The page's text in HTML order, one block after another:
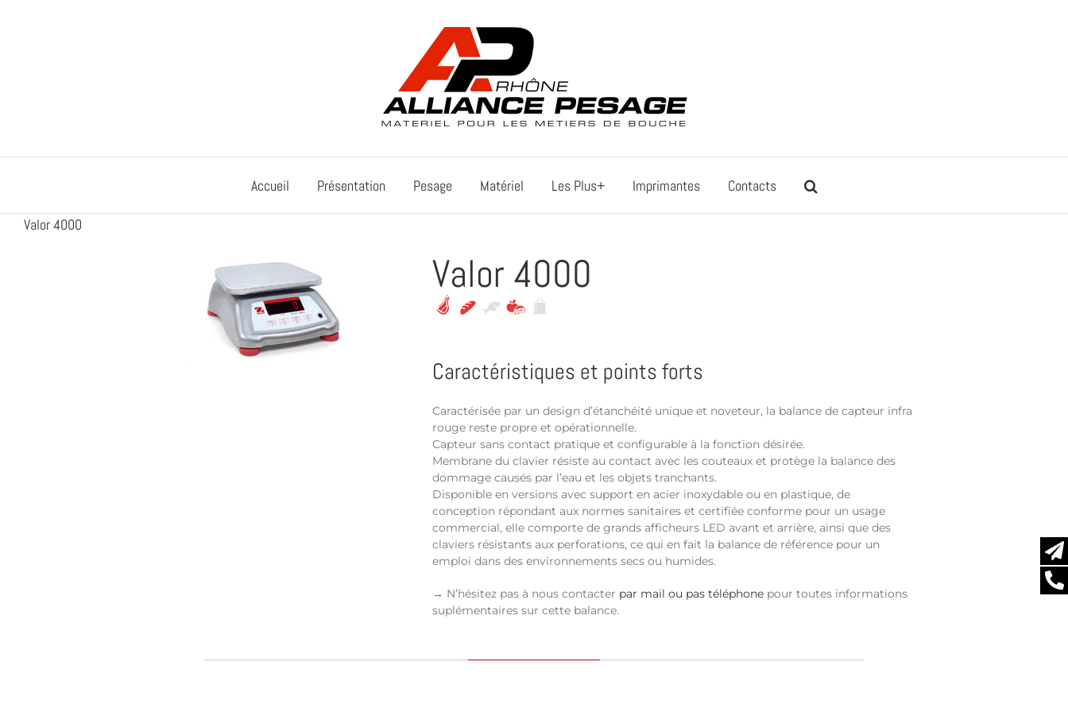
Accueil Présentation Pesage Matériel Les Plus+ Imprimantes Contacts
Valor 4000
Valor 4000
Caractéristiques et points forts
Caractérisée par un design d’étanchéité unique et noveteur, la balance de capteur infra
rouge reste propre et opérationnelle.
Capteur sans contact pratique et configurable à la fonction désirée.
Membrane du clavier résiste au contact avec les couteaux et protège la balance des
dommage causés par l’eau et les objets tranchants.
Disponible en versions avec support en acier inoxydable ou en plastique, de
conception répondant aux normes sanitaires et certifiée conforme pour un usage
commercial, elle comporte de grands afficheurs LED avant et arrière, ainsi que des
claviers résistants aux perforations, ce qui en fait la balance de référence pour un
emploi dans des environnements secs ou humides.
→ N’hésitez pas à nous contacter par mail ou pas téléphone pour toutes informations
suplémentaires sur cette balance.